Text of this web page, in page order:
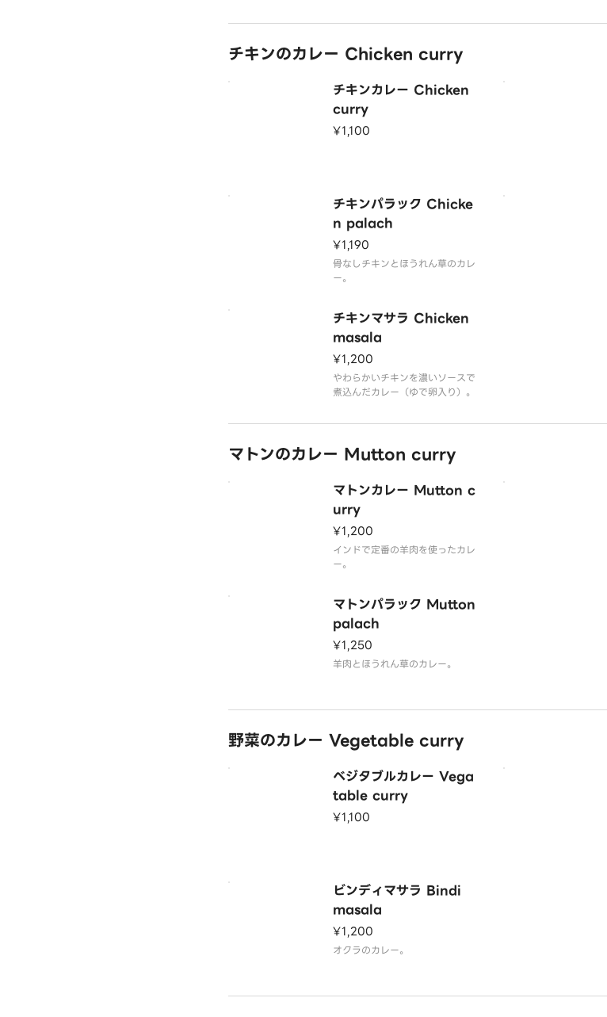
チキン）
plain naan or rice・curry（chi
cken or keema or butt
チキンのカレー Chicken curry
チキンカレー Chicken
curry
¥1,100
チキンパラック Chicke
n palach
¥1,190
骨なしチキンとほうれん草のカレ
ー。
チキンマサラ Chicken
masala
¥1,200
やわらかいチキンを濃いソースで
煮込んだカレー（ゆで卵入り）。
マトンのカレー Mutton curry
マトンカレー Mutton c
urry
¥1,200
インドで定番の羊肉を使ったカレ
ー。
マトンパラック Mutton
palach
¥1,250
羊肉とほうれん草のカレー。
野菜のカレー Vegetable curry
ベジタブルカレー Vega
table curry
¥1,100
ビンディマサラ Bindi
masala
¥1,200
オクラのカレー。